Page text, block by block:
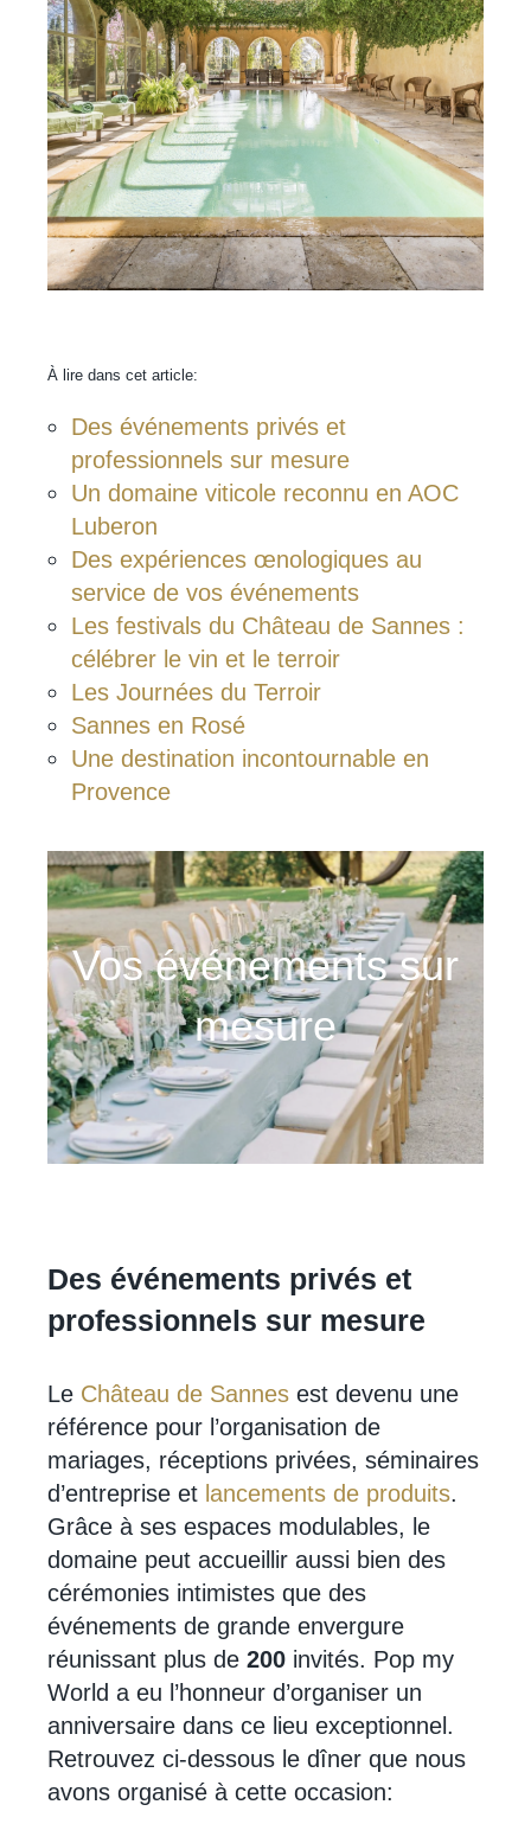
À lire dans cet article:
Des événements privés et
professionnels sur mesure
Un domaine viticole reconnu en AOC
Luberon
Des expériences œnologiques au
service de vos événements
Les festivals du Château de Sannes :
célébrer le vin et le terroir
Les Journées du Terroir
Sannes en Rosé
Une destination incontournable en
Provence
Vos événements sur
mesure
Des événements privés et
professionnels sur mesure
Le Château de Sannes est devenu une
référence pour l’organisation de
mariages, réceptions privées, séminaires
d’entreprise et lancements de produits.
Grâce à ses espaces modulables, le
domaine peut accueillir aussi bien des
cérémonies intimistes que des
événements de grande envergure
réunissant plus de 200 invités. Pop my
World a eu l’honneur d’organiser un
anniversaire dans ce lieu exceptionnel.
Retrouvez ci-dessous le dîner que nous
avons organisé à cette occasion: